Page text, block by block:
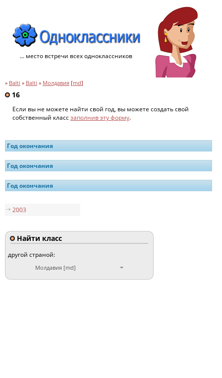
... место встречи всех одноклассников
» Balti » Balti » Молдавия [md]
16
Если вы не можете найти свой год, вы можете создать свой
собственный классзаполнив эту форму.
Год окончания
Год окончания
Год окончания
2003
Найти класс
другой страной:
Молдавия [md]